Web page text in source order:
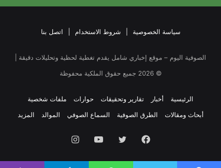
سياسة الخصوصية شروط الاستخدام اتصل بنا
الصوفية اليوم – موقع إخباري شامل يقدم تغطية لحظية وتحليلات دقيقة |
©
2026 جميع حقوق الملكية محفوظة
الرئيسية أخبار تقارير وتحقيقات حوارات
ملفات شخصية
أبحاث ومقالات
الطرق الصوفية السماع الصوفي الموالد المزيد
فيسبوك تويتر يوتيوب